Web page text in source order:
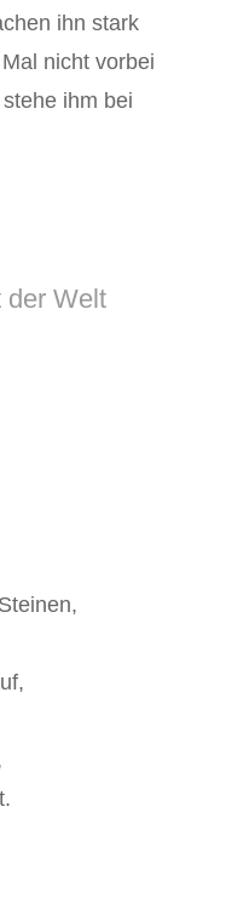
ihn stark
nicht vorbei
ihm bei
der Welt